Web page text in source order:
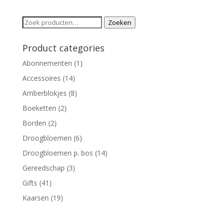
Zoeken
Zoeken
Product categories
Abonnementen (1)
Accessoires (14)
Amberblokjes (8)
Boeketten (2)
Borden (2)
Droogbloemen (6)
Droogbloemen p. bos (14)
Gereedschap (3)
Gifts (41)
Kaarsen (19)